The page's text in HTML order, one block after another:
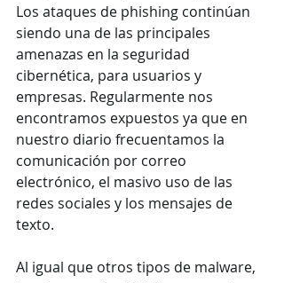
Los ataques de phishing continúan
siendo una de las principales
amenazas en la seguridad
cibernética, para usuarios y
empresas. Regularmente nos
encontramos expuestos ya que en
nuestro diario frecuentamos la
comunicación por correo
electrónico, el masivo uso de las
redes sociales y los mensajes de
texto.
Al igual que otros tipos de malware,